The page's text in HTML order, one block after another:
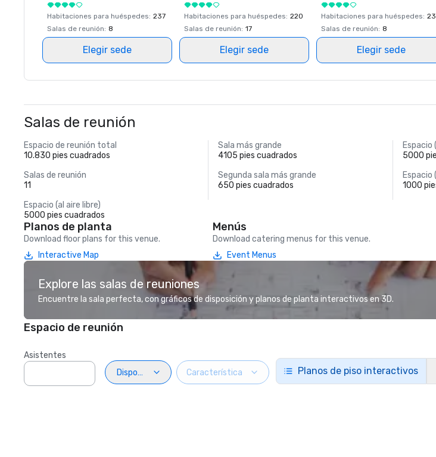
Habitaciones para huéspedes: 237
Salas de reunión: 8
Elegir sede
Habitaciones para huéspedes: 220
Salas de reunión: 17
Elegir sede
Habitaciones para huéspedes:
Salas de reunión: 8
Elegir sede
Salas de reunión
Espacio de reunión total
10.830 pies cuadrados
Sala más grande
4105 pies cuadrados
Espacio
5000
Salas de reunión
11
Segunda sala más grande
650 pies cuadrados
Espacio
1000
Espacio (al aire libre)
5000 pies cuadrados
Planos de planta
Download floor plans for this venue.
Interactive Map
Menús
Download catering menus for this venue.
Event Menus
Explore las salas de reuniones
Encuentre la sala perfecta, con gráficos de disposición y planos de planta interactivos en 3D.
Espacio de reunión
Asistentes
Disposiciön
Característica Planos de piso interactivos